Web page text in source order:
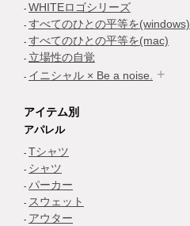
WHITEロゴシリーズ
すべてのひとの平等を(windows)
すべてのひとの平等を(mac)
立場性の自覚
イニシャル × Be a noise.
アイテム別
アパレル
Tシャツ
シャツ
パーカー
スウェット
アウター